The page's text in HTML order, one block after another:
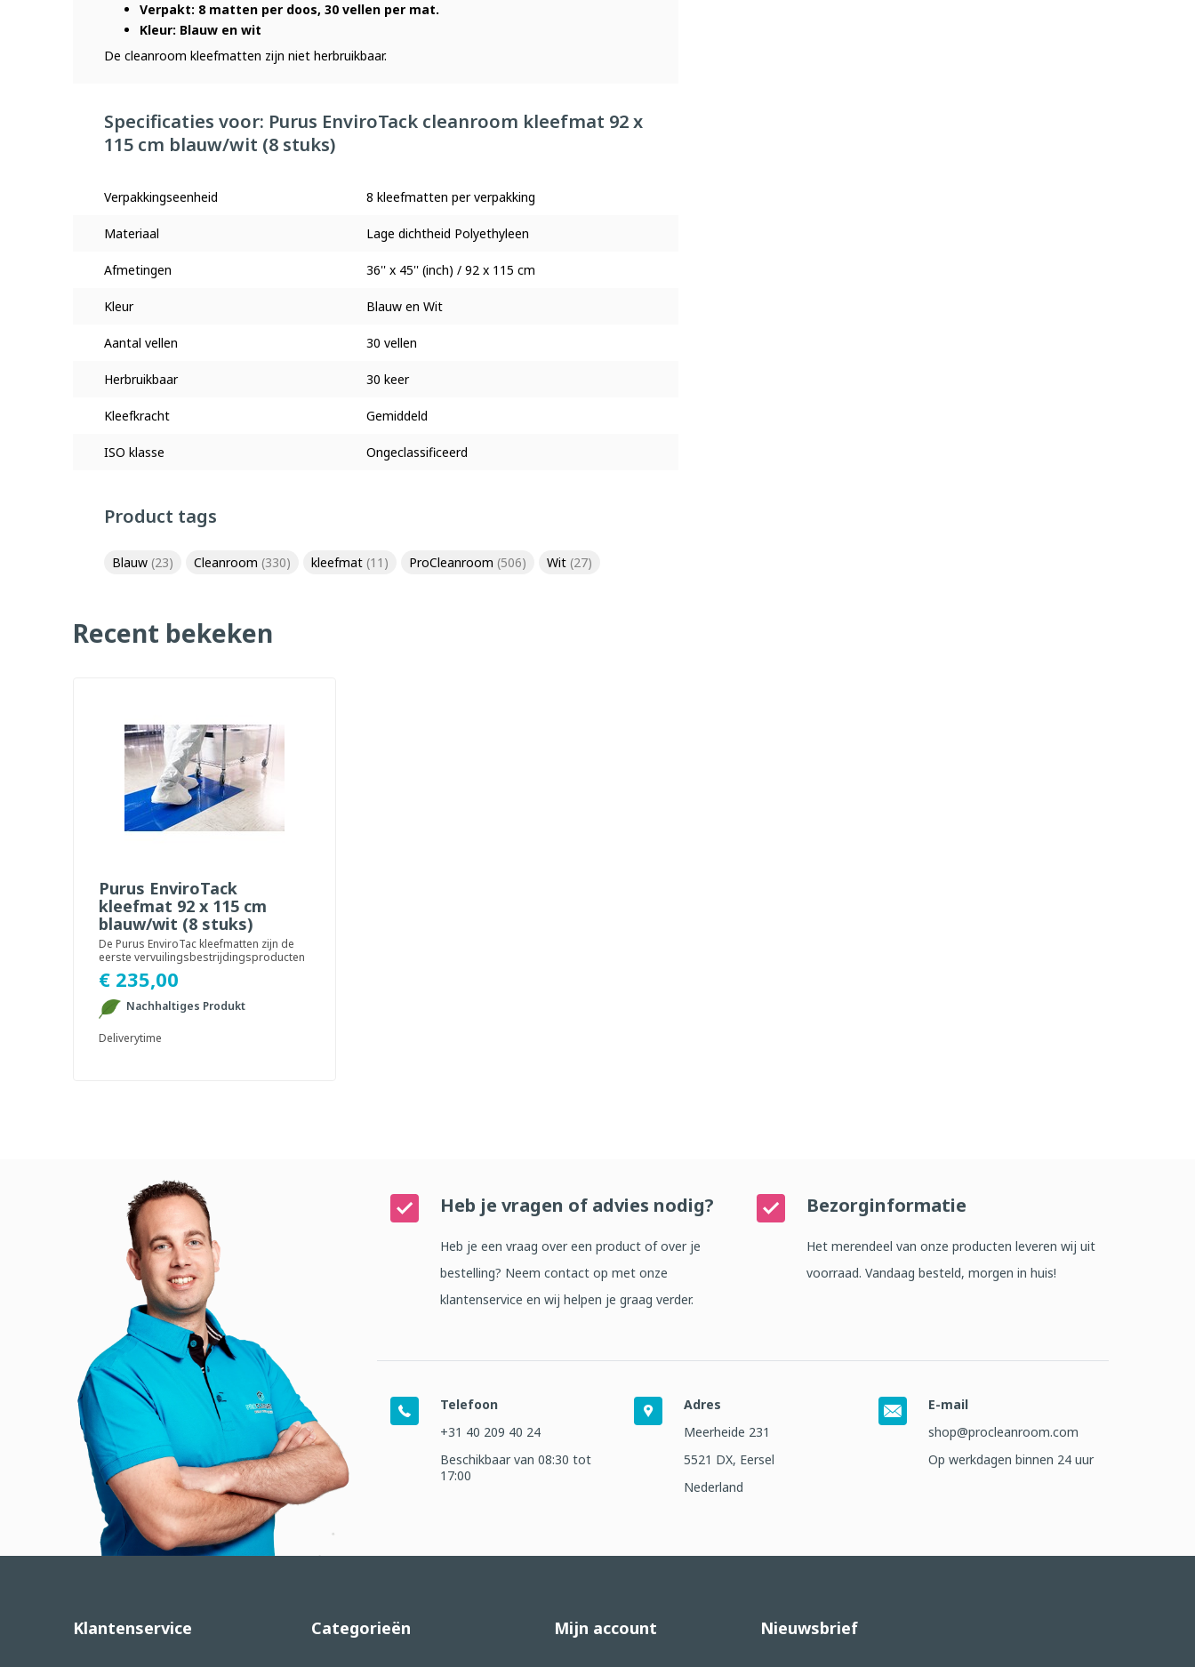
Verpakt: 8 matten per doos, 30 vellen per mat.
Kleur: Blauw en wit
De cleanroom kleefmatten zijn niet herbruikbaar.
Specificaties voor: Purus EnviroTack cleanroom kleefmat 92 x
115 cm blauw/wit (8 stuks)
Verpakkingseenheid 8 kleefmatten per verpakking
Materiaal Lage dichtheid Polyethyleen
Afmetingen 36'' x 45'' (inch) / 92 x 115 cm
Kleur Blauw en Wit
Aantal vellen 30 vellen
Herbruikbaar 30 keer
Kleefkracht Gemiddeld
ISO klasse Ongeclassificeerd
Product tags
Blauw (23) Cleanroom (330) kleefmat (11) ProCleanroom (506) Wit (27)
Recent bekeken
Purus EnviroTack
kleefmat 92 x 115 cm
blauw/wit (8 stuks)
De Purus EnviroTac kleefmatten zijn de
eerste vervuilingsbestrijdingsproducten
ter wereld ...
€ 235,00
Nachhaltiges Produkt
Deliverytime
Heb je vragen of advies nodig?
Heb je een vraag over een product of over je
bestelling? Neem contact op met onze
klantenservice en wij helpen je graag verder.
Bezorginformatie
Het merendeel van onze producten leveren wij uit
voorraad. Vandaag besteld, morgen in huis!
Telefoon
+31 40 209 40 24
Beschikbaar van 08:30 tot
17:00
Adres
Meerheide 231
5521 DX, Eersel
Nederland
E-mail
shop@procleanroom.com
Op werkdagen binnen 24 uur
Klantenservice Categorieën Mijn account Nieuwsbrief